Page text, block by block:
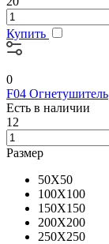
Купить
0
F04 Огнетушитель
Есть в наличии
12
Размер
50X50
100X100
150X150
200X200
250X250